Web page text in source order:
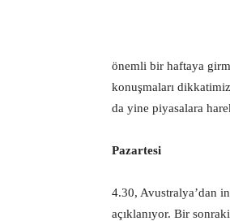
önemli bir haftaya
konuşmaları
da yine piyasalara
Pazartesi
4.30, Avustralya’dan
açıklanıyor. Bir